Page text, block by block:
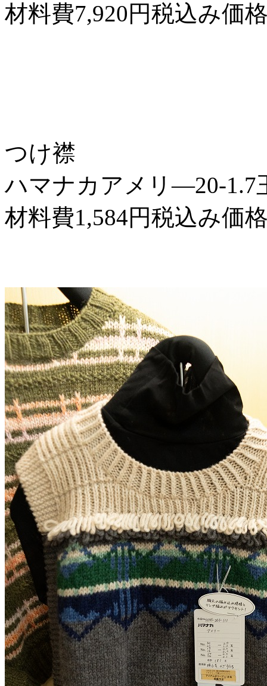
材料費7,920円税込み価
つけ襟
ハマナカアメリ―20-1.7
材料費1,584円税込み価